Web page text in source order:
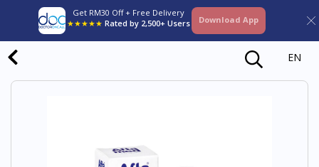
Get RM30 Off + Free Delivery
★★★★★ Rated by 2,500+ Users Download App
EN